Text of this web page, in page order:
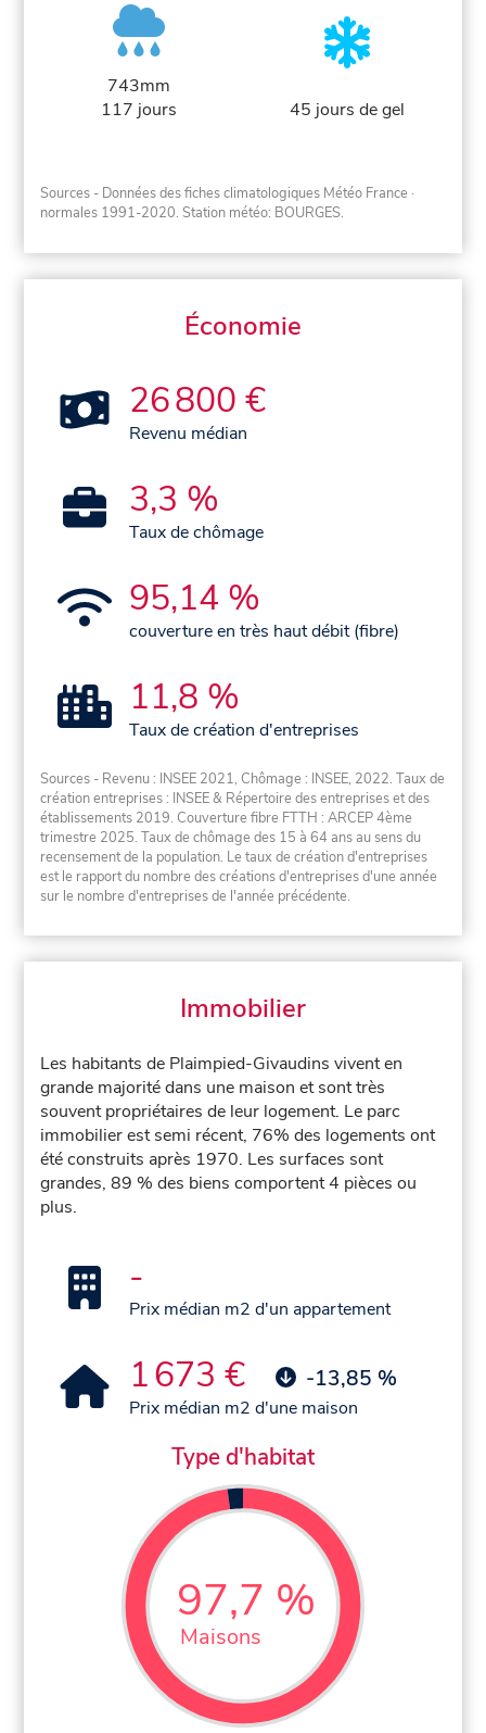
743mm
117 jours
45 jours de gel
Sources - Données des fiches climatologiques Météo France ·
normales 1991-2020. Station météo: BOURGES.
Économie
26 800 €
Revenu médian
3,3 %
Taux de chômage
95,14 %
couverture en très haut débit (fibre)
11,8 %
Taux de création d'entreprises
Sources - Revenu : INSEE 2021, Chômage : INSEE, 2022. Taux de
création entreprises : INSEE & Répertoire des entreprises et des
établissements 2019. Couverture fibre FTTH : ARCEP 4ème
trimestre 2025. Taux de chômage des 15 à 64 ans au sens du
recensement de la population. Le taux de création d'entreprises
est le rapport du nombre des créations d'entreprises d'une année
sur le nombre d'entreprises de l'année précédente.
Immobilier
Les habitants de Plaimpied-Givaudins vivent en
grande majorité dans une maison et sont très
souvent propriétaires de leur logement. Le parc
immobilier est semi récent, 76% des logements ont
été construits après 1970. Les surfaces sont
grandes, 89 % des biens comportent 4 pièces ou
plus.
-
Prix médian m2 d'un appartement
1 673 € -13,85 %
Prix médian m2 d'une maison
Type d'habitat
97,7 %
Maisons